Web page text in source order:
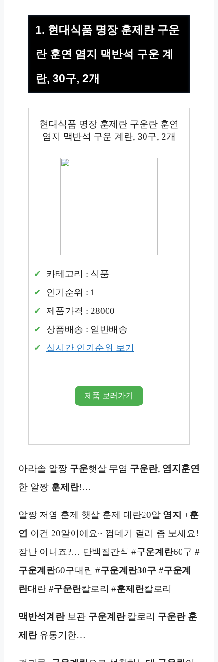
1. 현대식품 명장 훈제란 구운
란 훈연 염지 맥반석 구운 계
란, 30구, 2개
현대식품 명장 훈제란 구운란 훈연
염지 맥반석 구운 계란, 30구, 2개
카테고리 : 식품
인기순위 : 1
제품가격 : 28000
상품배송 : 일반배송
실시간 인기순위 보기
제품 보러가기
아라솔 알짱 구운햇살 무염 구운란, 염지 훈연
한 알짱 훈제란!…
알짱 저염 훈제 햇살 훈제 대란20알 염지 +훈
연 이건 20알이에요~ 껍데기 컬러 좀 보세요!
장난 아니죠?… 단백질간식 #구운계란60구 #
구운계란60구대란 #구운계란30구 #구운계
란대란 #구운란칼로리 #훈제란칼로리
맥반석계란보관 구운계란칼로리 구운란 훈
제란유통기한…